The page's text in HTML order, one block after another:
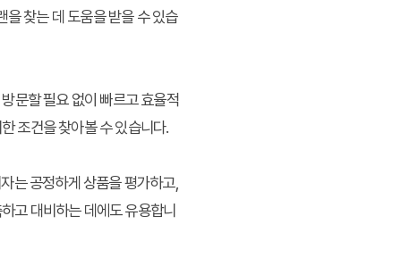
찾는 데 도움을 받을 수 있습
문할 필요 없이 빠르고 효율적
조건을 찾아볼 수 있습니다.
는 공정하게 상품을 평가하고,
고 대비하는 데에도 유용합니